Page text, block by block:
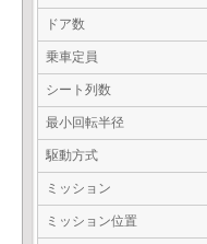
ドア数
乗車定員
シート列数
最小回転半径
駆動方式
ミッション
ミッション位置